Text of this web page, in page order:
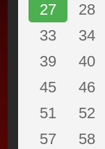
27
28
33
34
39
40
45
46
51
52
57
58